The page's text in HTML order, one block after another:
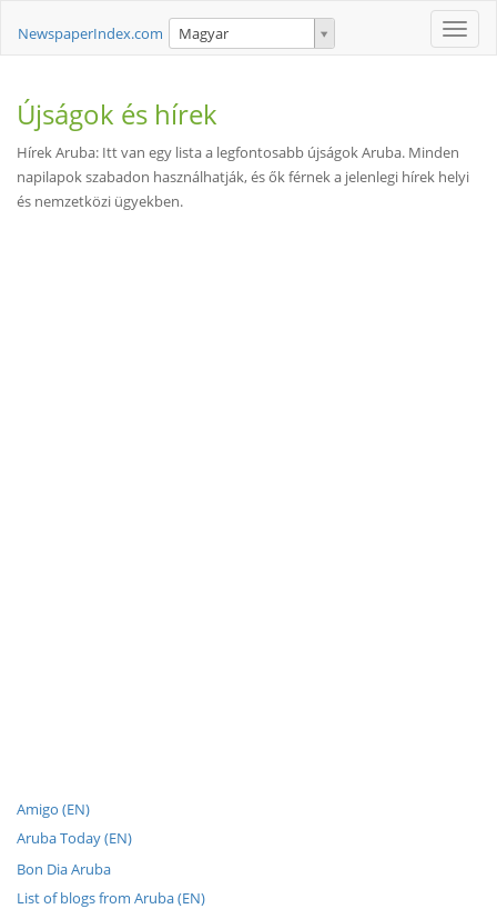
Toggle
NewspaperIndex.com Magyar
Újságok és hírek
Hírek Aruba: Itt van egy lista a legfontosabb újságok Aruba. Minden
napilapok szabadon használhatják, és ők férnek a jelenlegi hírek helyi
és nemzetközi ügyekben.
Amigo (EN)
Aruba Today (EN)
Bon Dia Aruba
List of blogs from Aruba (EN)